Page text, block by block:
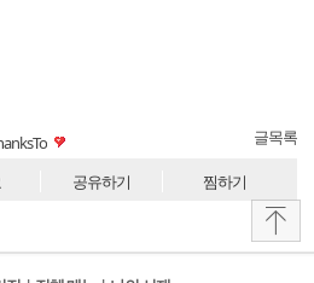
글목록
공유하기 찜하기